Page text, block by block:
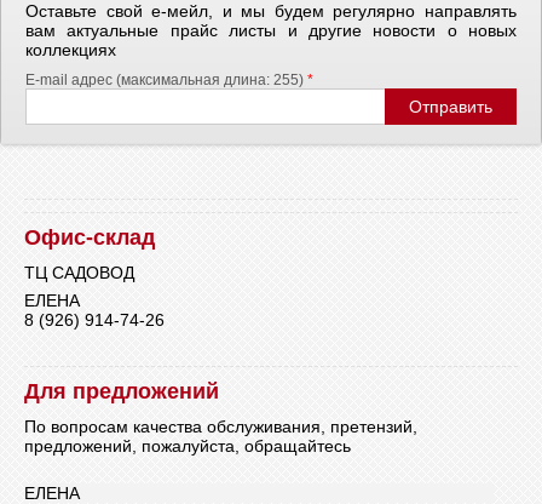
Оставьте свой е-мейл, и мы будем регулярно направлять
вам актуальные прайс листы и другие новости о новых
коллекциях
E-mail адрес (максимальная длина: 255) *
Офис-склад
ТЦ САДОВОД
ЕЛЕНА
8 (926) 914-74-26
Для предложений
По вопросам качества обслуживания, претензий,
предложений, пожалуйста, обращайтесь
ЕЛЕНА